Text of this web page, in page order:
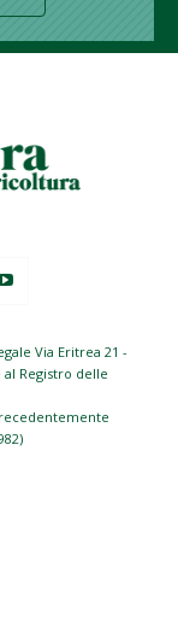
Via Eritrea 21 -
Registro delle